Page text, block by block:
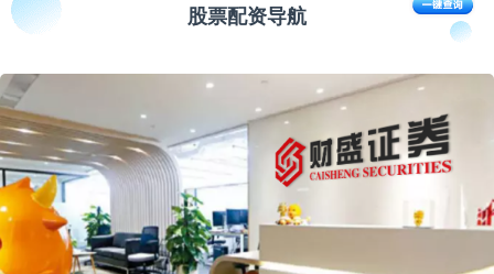
股票配资导航